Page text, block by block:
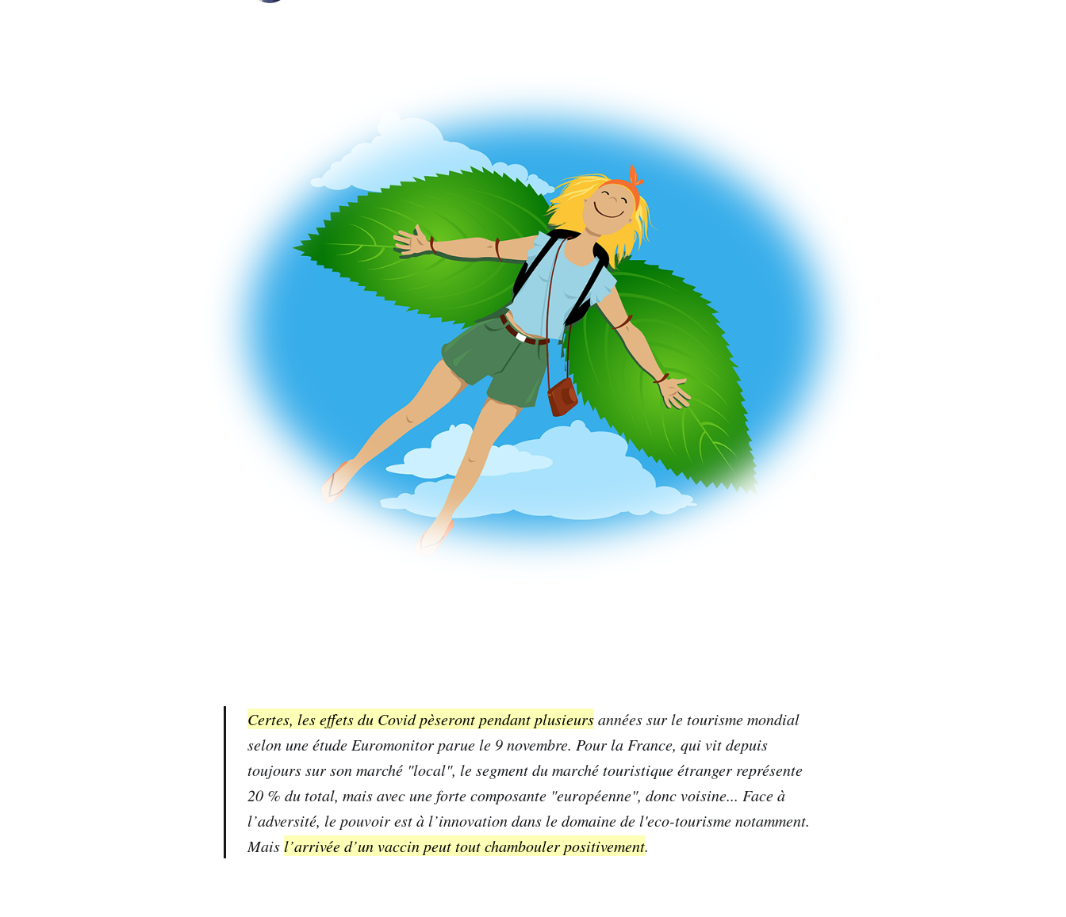
Certes, les effets du Covid pèseront pendant plusieursannées sur le tourisme mondial
selon une étude Euromonitor parue le 9 novembre. Pour la France, qui vit depuis
toujours sur son marché "local", le segment du marché touristique étranger représente
20 % du total, mais avec une forte composante "européenne", donc voisine... Face à
l’adversité, le pouvoir est à l’innovation dans le domaine de l'eco-tourisme notamment.
Maisl’arrivée d’un vaccin peut tout chambouler positivement.